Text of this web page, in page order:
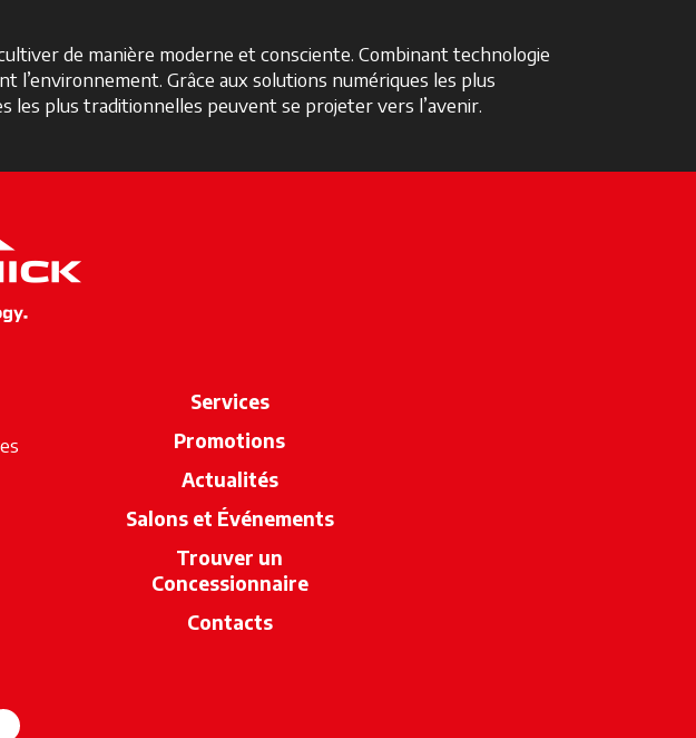
de manière moderne et consciente. Combinant technologie
Grâce aux solutions numériques les plus
les plus traditionnelles peuvent se projeter vers l’avenir.
Services
Promotions
Actualités
Salons et Événements
Trouver un
Concessionnaires’ouvre dans un nouvel onglet
Contacts
un nouvel onglet
dans un nouvel onglet
s’ouvre dans un nouvel onglet